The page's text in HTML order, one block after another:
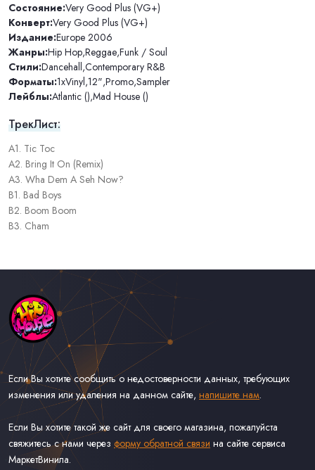
Состояние:Very Good Plus (VG+)
Конверт:Very Good Plus (VG+)
Издание:Europe 2006
Жанры:Hip Hop,Reggae,Funk / Soul
Стили:Dancehall,Contemporary R&B
Форматы:1xVinyl,12",Promo,Sampler
Лейблы:Atlantic (),Mad House ()
ТрекЛист:
A1. Tic Toc
A2. Bring It On (Remix)
A3. Wha Dem A Seh Now?
B1. Bad Boys
B2. Boom Boom
B3. Cham
Если Вы хотите сообщить о недостоверности данных, требующих
изменения или удаления на данном сайте, напишите нам.
Если Вы хотите такой же сайт для своего магазина, пожалуйста
свяжитесь с нами через форму обратной связи на сайте сервиса
МаркетВинила.